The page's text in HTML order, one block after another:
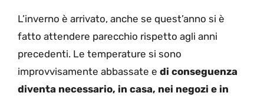
L’inverno è arrivato, anche se quest’anno si è
fatto attendere parecchio rispetto agli anni
precedenti. Le temperature si sono
improvvisamente abbassate e di conseguenza
diventa necessario, in casa, nei negozi e in